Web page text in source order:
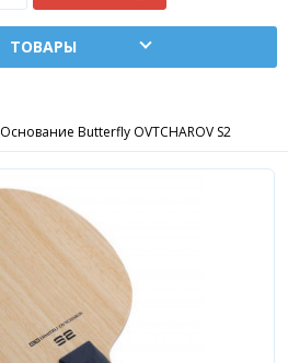
Основание Butterfly OVTCHAROV S2